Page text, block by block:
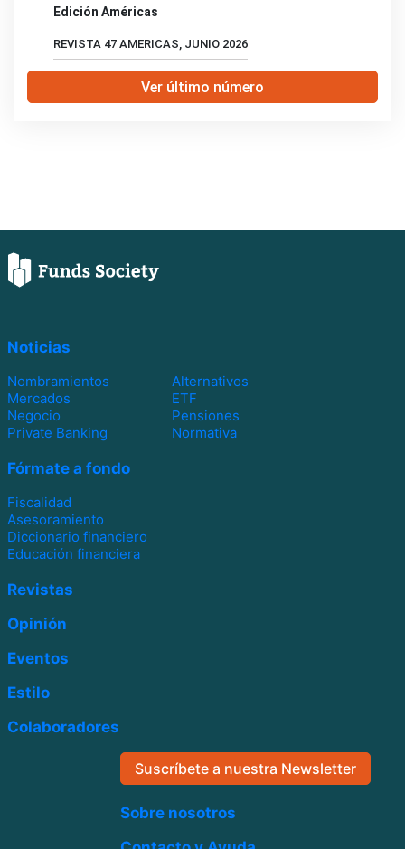
Edición Américas
REVISTA 47 AMERICAS, JUNIO 2026
Ver último número
Noticias
Nombramientos
Alternativos
Mercados
ETF
Negocio
Pensiones
Private Banking
Normativa
Fórmate a fondo
Fiscalidad
Asesoramiento
Diccionario financiero
Educación financiera
Revistas
Opinión
Eventos
Estilo
Colaboradores
Suscríbete a nuestra Newsletter
Sobre nosotros